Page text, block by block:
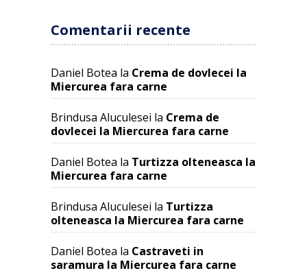
Comentarii recente
Daniel Botea la Crema de dovlecei la
Miercurea fara carne
Brindusa Aluculesei la Crema de
dovlecei la Miercurea fara carne
Daniel Botea la Turtizza olteneasca la
Miercurea fara carne
Brindusa Aluculesei la Turtizza
olteneasca la Miercurea fara carne
Daniel Botea la Castraveti in
saramura la Miercurea fara carne